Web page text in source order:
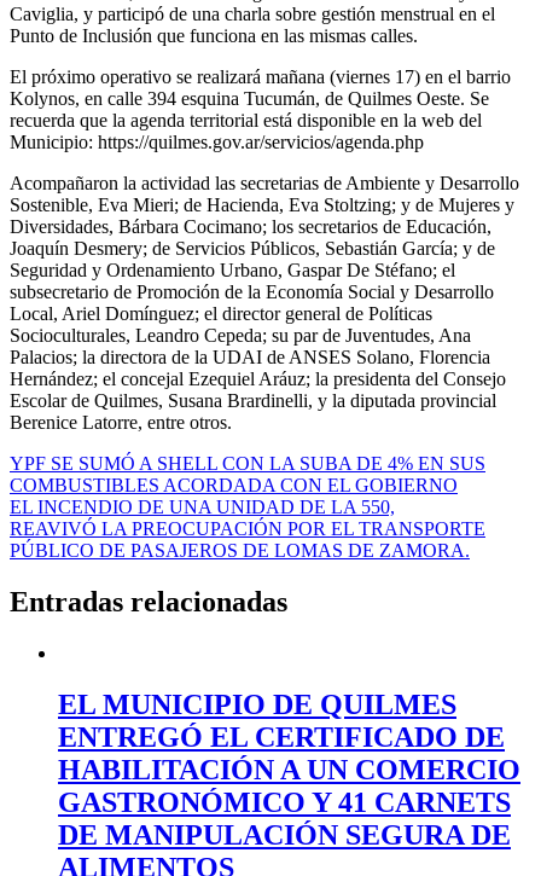
Caviglia, y participó de una charla sobre gestión menstrual en el
Punto de Inclusión que funciona en las mismas calles.
El próximo operativo se realizará mañana (viernes 17) en el barrio
Kolynos, en calle 394 esquina Tucumán, de Quilmes Oeste. Se
recuerda que la agenda territorial está disponible en la web del
Municipio: https://quilmes.gov.ar/servicios/agenda.php
Acompañaron la actividad las secretarias de Ambiente y Desarrollo
Sostenible, Eva Mieri; de Hacienda, Eva Stoltzing; y de Mujeres y
Diversidades, Bárbara Cocimano; los secretarios de Educación,
Joaquín Desmery; de Servicios Públicos, Sebastián García; y de
Seguridad y Ordenamiento Urbano, Gaspar De Stéfano; el
subsecretario de Promoción de la Economía Social y Desarrollo
Local, Ariel Domínguez; el director general de Políticas
Socioculturales, Leandro Cepeda; su par de Juventudes, Ana
Palacios; la directora de la UDAI de ANSES Solano, Florencia
Hernández; el concejal Ezequiel Aráuz; la presidenta del Consejo
Escolar de Quilmes, Susana Brardinelli, y la diputada provincial
Berenice Latorre, entre otros.
Navegación
de
entradas
YPF SE SUMÓ A SHELL CON LA SUBA DE 4% EN SUS
COMBUSTIBLES ACORDADA CON EL GOBIERNO
EL INCENDIO DE UNA UNIDAD DE LA 550,
REAVIVÓ LA PREOCUPACIÓN POR EL TRANSPORTE
PÚBLICO DE PASAJEROS DE LOMAS DE ZAMORA.
Entradas relacionadas
EL MUNICIPIO DE QUILMES
ENTREGÓ EL CERTIFICADO DE
HABILITACIÓN A UN COMERCIO
GASTRONÓMICO Y 41 CARNETS
DE MANIPULACIÓN SEGURA DE
ALIMENTOS